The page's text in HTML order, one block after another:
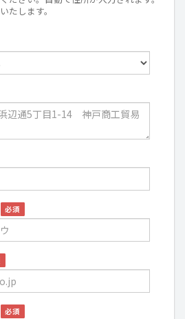
たします。
必須
必須